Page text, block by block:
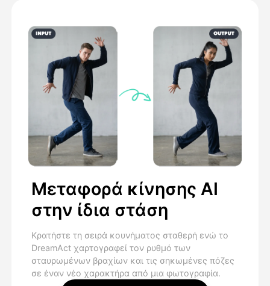
Μεταφορά κίνησης AI
στην ίδια στάση
Κρατήστε τη σειρά κουνήματος σταθερή ενώ το
DreamAct χαρτογραφεί τον ρυθμό των
σταυρωμένων βραχίων και τις σηκωμένες πόζες
σε έναν νέο χαρακτήρα από μια φωτογραφία.